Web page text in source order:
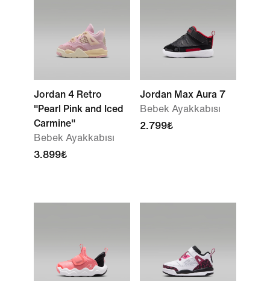
Jordan 4 Retro
"Pearl Pink and Iced
Carmine"
Bebek Ayakkabısı
3.899₺
Jordan Max Aura 7
Bebek Ayakkabısı
2.799₺